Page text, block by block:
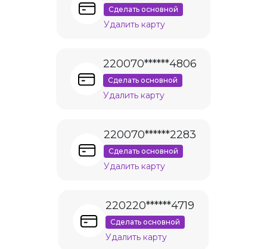
Сделать основной
Удалить карту
220070******4806
Сделать основной
Удалить карту
220070******2283
Сделать основной
Удалить карту
220220******4719
Сделать основной
Удалить карту